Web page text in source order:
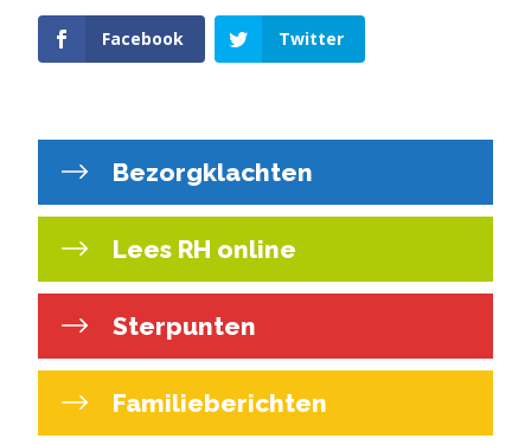
Facebook Twitter
Bezorgklachten
Lees RH online
Sterpunten
Familieberichten